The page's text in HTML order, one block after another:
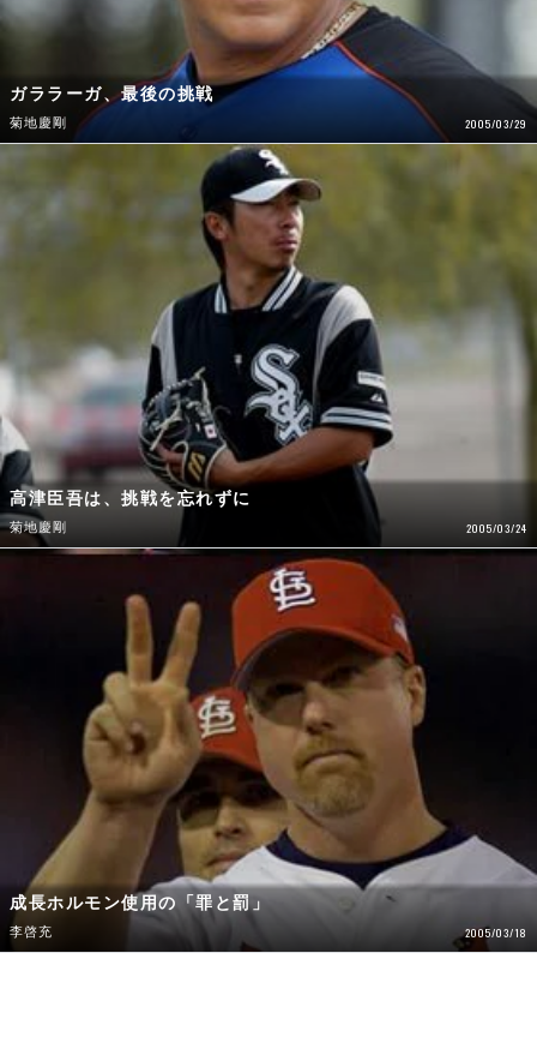
ガララーガ、最後の挑戦
菊地慶剛 2005/03/29
高津臣吾は、挑戦を忘れずに
菊地慶剛 2005/03/24
成長ホルモン使用の「罪と罰」
李啓充 2005/03/18